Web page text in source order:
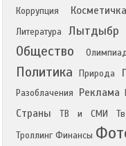
Коррупция Косметичка
Литература Лытдыбр
Общество
Политика Природа
Разоблачения
Реклама
Страны
ТВ и СМИ
Троллинг Финансы